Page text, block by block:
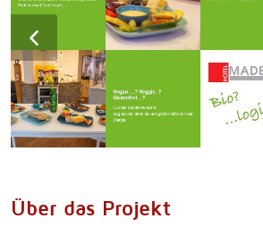
Über das Projekt